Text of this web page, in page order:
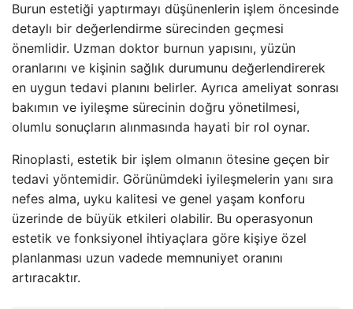
Burun estetiği yaptırmayı düşünenlerin işlem öncesinde
detaylı bir değerlendirme sürecinden geçmesi
önemlidir. Uzman doktor burnun yapısını, yüzün
oranlarını ve kişinin sağlık durumunu değerlendirerek
en uygun tedavi planını belirler. Ayrıca ameliyat sonrası
bakımın ve iyileşme sürecinin doğru yönetilmesi,
olumlu sonuçların alınmasında hayati bir rol oynar.
Rinoplasti, estetik bir işlem olmanın ötesine geçen bir
tedavi yöntemidir. Görünümdeki iyileşmelerin yanı sıra
nefes alma, uyku kalitesi ve genel yaşam konforu
üzerinde de büyük etkileri olabilir. Bu operasyonun
estetik ve fonksiyonel ihtiyaçlara göre kişiye özel
planlanması uzun vadede memnuniyet oranını
artıracaktır.